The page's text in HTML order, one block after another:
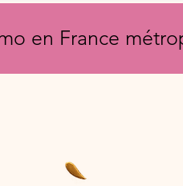
en France